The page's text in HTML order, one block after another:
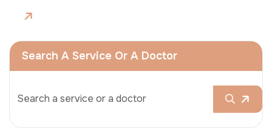
Search A Service Or A Doctor